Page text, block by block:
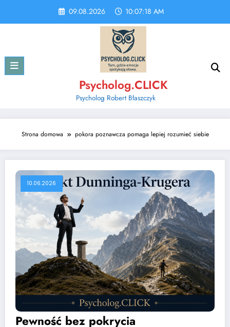
content
09.08.2026 10:07:19 AM
Psycholog.CLICK
Psycholog Robert Błaszczyk
Strona domowa pokora poznawcza pomaga lepiej rozumieć siebie
10.06.2026
Pewność bez pokrycia